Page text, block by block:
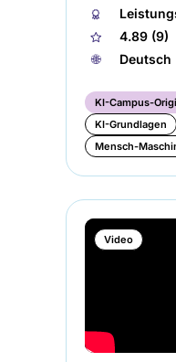
🏅︎
★
4.89 (9)
🌐︎
Deutsch
KI-Campus-
KI-Grundlagen
Mensch-
Video